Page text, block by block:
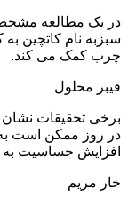
در یک مطالعه
سبزبه نام کاتچین
چرب کمک می کند.
فیبر محلول
در روز ممکن است
افزایش حساسیت به
خار مریم